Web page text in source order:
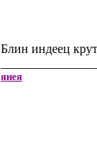
Блин индеец
янея